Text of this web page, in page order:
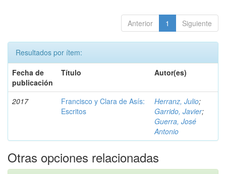
Anterior 1 Siguiente
Resultados por ítem:
Fecha de
publicación
Título Autor(es)
2017
Francisco y Clara de Asís:
Escritos
Herranz, Julio;
Garrido, Javier;
Guerra, José
Antonio
Otras opciones relacionadas